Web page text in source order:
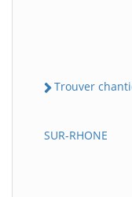
Trouver
SUR-RHONE